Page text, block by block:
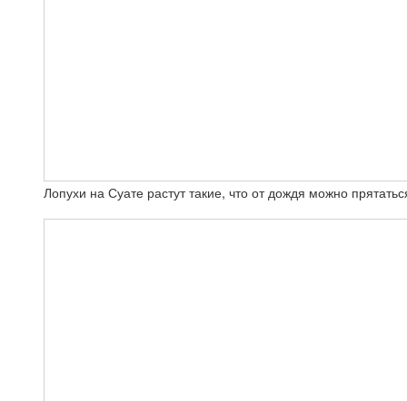
Лопухи на Суате растут такие, что от дождя можно